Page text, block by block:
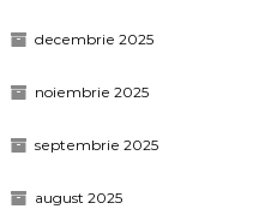
decembrie 2025
noiembrie 2025
septembrie 2025
august 2025